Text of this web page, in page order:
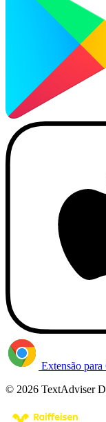
Extensão
© 2026 TextAdviser